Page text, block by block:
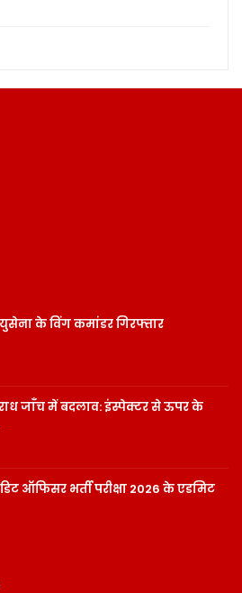
के विंग कमांडर गिरफ्तार
जाँच में बदलाव: इंस्पेक्टर से ऊपर के
ऑफिसर भर्ती परीक्षा 2026 के एडमिट